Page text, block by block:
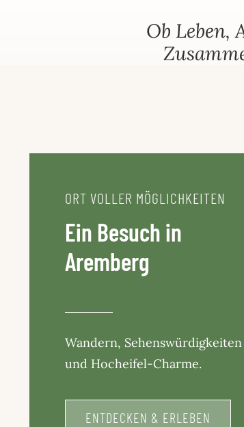
LEBEN
Ob
ORT VOLLER MÖGLICHKEITEN
Ein Besuch in
Aremberg
Wandern, Sehenswürdigkeiten
und Hocheifel-Charme.
ENTDECKEN & ERLEBEN